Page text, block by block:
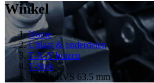
Winkel
Home
Uitlaat & onderdelen
T-X-Y buizen
T-Stuk
T-Stuk RVS 63.5 mm